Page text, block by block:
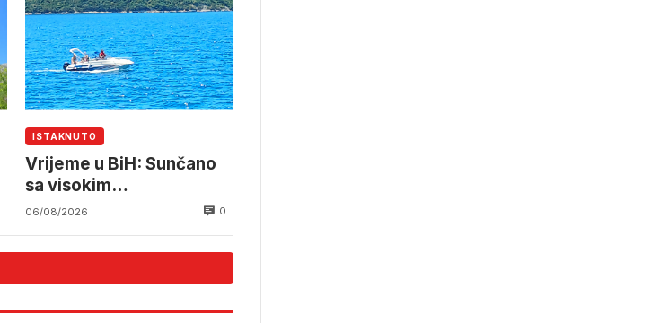
ISTAKNUTO
Vrijeme u BiH: Sunčano
sa visokim
temperaturama
06/08/2026 0